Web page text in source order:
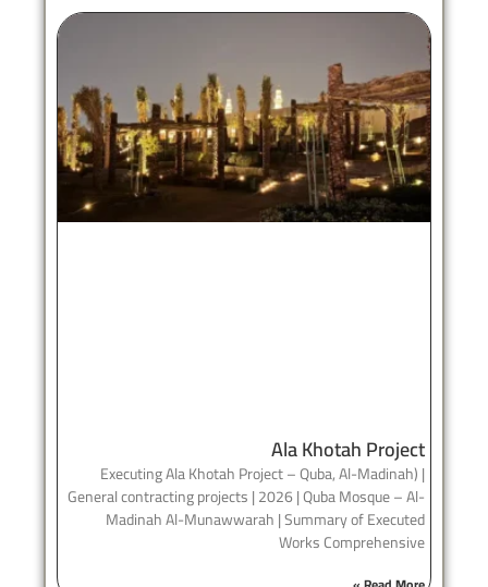
Ala Khotah Project
Executing Ala Khotah Project – Quba, Al-Madinah) |
General contracting projects | 2026 | Quba Mosque – Al-
Madinah Al-Munawwarah | Summary of Executed
Works Comprehensive